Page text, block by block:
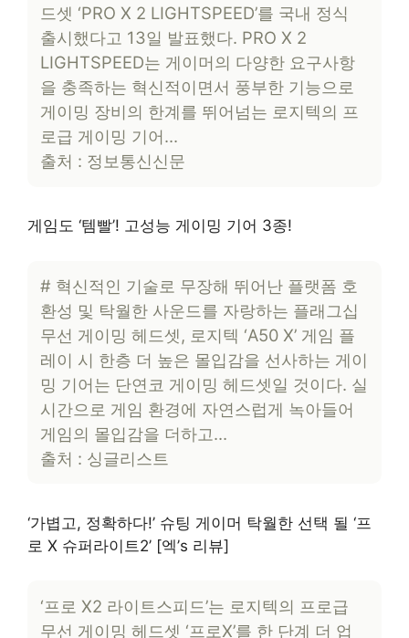
드셋 ‘PRO X 2 LIGHTSPEED’를 국내 정식
출시했다고 13일 발표했다. PRO X 2
LIGHTSPEED는 게이머의 다양한 요구사항
을 충족하는 혁신적이면서 풍부한 기능으로
게이밍 장비의 한계를 뛰어넘는 로지텍의 프
로급 게이밍 기어…
출처 : 정보통신신문
게임도 ‘템빨’! 고성능 게이밍 기어 3종!
# 혁신적인 기술로 무장해 뛰어난 플랫폼 호
환성 및 탁월한 사운드를 자랑하는 플래그십
무선 게이밍 헤드셋, 로지텍 ‘A50 X’ 게임 플
레이 시 한층 더 높은 몰입감을 선사하는 게이
밍 기어는 단연코 게이밍 헤드셋일 것이다. 실
시간으로 게임 환경에 자연스럽게 녹아들어
게임의 몰입감을 더하고…
출처 : 싱글리스트
‘가볍고, 정확하다!’ 슈팅 게이머 탁월한 선택 될 ‘프
로 X 슈퍼라이트2’ [엑’s 리뷰]
‘프로 X2 라이트스피드’는 로지텍의 프로급
무선 게이밍 헤드셋 ‘프로X’를 한 단계 더 업